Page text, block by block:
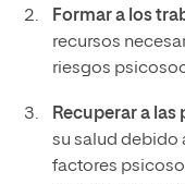
Formar a los
recursos
riesgos
Recuperar a las
su salud debido
factores